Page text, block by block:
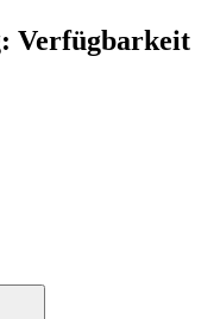
Verfügbarkeit